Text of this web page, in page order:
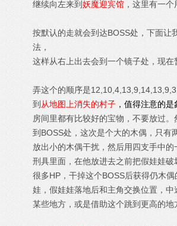
继续向左来到 妖魔迎宾馆 ，这里有一个
按默认的走就会到达BOSS处，下面让
法，
这样从右上出去会到一个镜子处，现在
弄这个的顺序是
到 从地图上消失的村子 ，值得注意的
房间里都有比较好的宝物，不要放过
到BOSS处，这次是个大的木偶，只有
放出小的木偶干扰，然后用四支手中的
刑具里面，在他放进去之前把假娃娃
很多HP，干掉这个BOSS后获得仍木
娃，假娃娃落地后和主角交换位置，
某些地方，或是借助这个跳到更高的地